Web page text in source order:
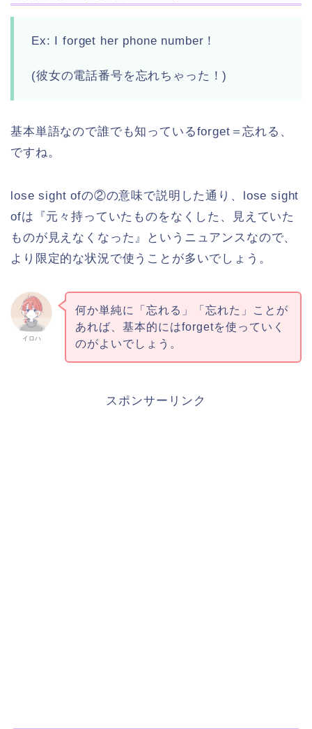
Ex: I forget her phone number！
(彼女の電話番号を忘れちゃった！)
基本単語なので誰でも知っているforget＝忘れる、
ですね。
lose sight ofの②の意味で説明した通り、lose sight
ofは『元々持っていたものをなくした、見えていた
ものが見えなくなった』というニュアンスなので、
より限定的な状況で使うことが多いでしょう。
イロハ
何か単純に「忘れる」「忘れた」ことが
あれば、基本的にはforgetを使っていく
のがよいでしょう。
スポンサーリンク